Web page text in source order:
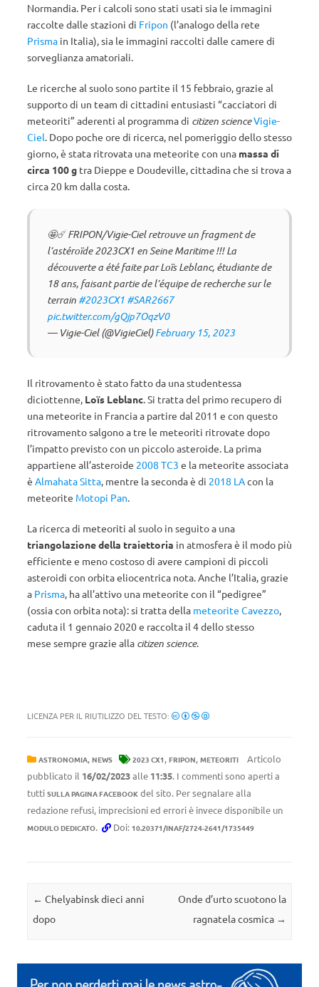
Normandia. Per i calcoli sono stati usati sia le immagini
raccolte dalle stazioni di Fripon (l’analogo della rete
Prisma in Italia), sia le immagini raccolti dalle camere di
sorveglianza amatoriali.
Le ricerche al suolo sono partite il 15 febbraio, grazie al
supporto di un team di cittadini entusiasti “cacciatori di
meteoriti” aderenti al programma di citizen scienceVigie-
Ciel. Dopo poche ore di ricerca, nel pomeriggio dello stesso
giorno, è stata ritrovata una meteorite con una massa di
circa 100 g tra Dieppe e Doudeville, cittadina che si trova a
circa 20 km dalla costa.
🤩☄️ FRIPON/Vigie-Ciel retrouve un fragment de
l’astéroïde 2023CX1 en Seine Maritime !!! La
découverte a été faite par Loïs Leblanc, étudiante de
18 ans, faisant partie de l’équipe de recherche sur le
terrain #2023CX1 #SAR2667
pic.twitter.com/gQjp7OqzV0
— Vigie-Ciel (@VigieCiel)February 15, 2023
Il ritrovamento è stato fatto da una studentessa
diciottenne, Loïs Leblanc. Si tratta del primo recupero di
una meteorite in Francia a partire dal 2011 e con questo
ritrovamento salgono a tre le meteoriti ritrovate dopo
l’impatto previsto con un piccolo asteroide. La prima
appartiene all’asteroide 2008 TC3 e la meteorite associata
è Almahata Sitta, mentre la seconda è di 2018 LAcon la
meteorite Motopi Pan.
La ricerca di meteoriti al suolo in seguito a una
triangolazione della traiettoria in atmosfera è il modo più
efficiente e meno costoso di avere campioni di piccoli
asteroidi con orbita eliocentrica nota. Anche l’Italia, grazie
a Prisma, ha all’attivo una meteorite con il “pedigree”
(ossia con orbita nota): si tratta della meteorite Cavezzo,
caduta il 1 gennaio 2020 e raccolta il 4 dello stesso
mese sempre grazie alla citizen science.
LICENZA PER IL RIUTILIZZO DEL TESTO:
ASTRONOMIA, NEWS 2023 CX1 , FRIPON, METEORITI
Articolo
pubblicato il 16/02/2023alle 11:35. I commenti sono aperti a
tutti SULLA PAGINA FACEBOOK del sito. Per segnalare alla
redazione refusi, imprecisioni ed errori è invece disponibile un
MODULO DEDICATO. Doi: 10.20371/INAF/2724-2641/1735449
Navigazione articolo
← Chelyabinsk dieci anni
dopo
Onde d’urto scuotono la
ragnatela cosmica →